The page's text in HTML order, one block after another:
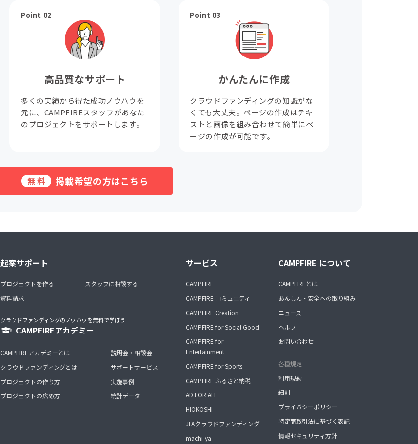
Point 02
高品質なサポート
多くの実績から得た成功ノウハウを
元に、CAMPFIREスタッフがあなた
のプロジェクトをサポートします。
Point 03
かんたんに作成
クラウドファンディングの知識がな
くても大丈夫。ページの作成はテキ
ストと画像を組み合わせて簡単にペ
ージの作成が可能です。
無料 掲載希望の方はこちら
起案サポート
プロジェクトを作る
資料請求
スタッフに相談する
クラウドファンディングのノウハウを無料で学ぼう
CAMPFIREアカデミー
CAMPFIREアカデミーとは
クラウドファンディングとは
プロジェクトの作り方
プロジェクトの広め方
説明会・相談会
サポートサービス
実施事例
統計データ
サービス
CAMPFIRE
CAMPFIRE コミュニティ
CAMPFIRE Creation
CAMPFIRE for Social Good
CAMPFIRE for
Entertainment
CAMPFIRE for Sports
CAMPFIRE ふるさと納税
AD FOR ALL
HIOKOSHI
JFAクラウドファンディング
machi-ya
CAMPFIRE について
CAMPFIREとは
あんしん・安全への取り組み
ニュース
ヘルプ
お問い合わせ
各種規定
利用規約
細則
プライバシーポリシー
特定商取引法に基づく表記
情報セキュリティ方針